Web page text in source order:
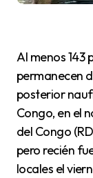
Al menos 143 personas murieron y decenas
permanecen
posterior
Congo, en el
del Congo
pero recién
locales el